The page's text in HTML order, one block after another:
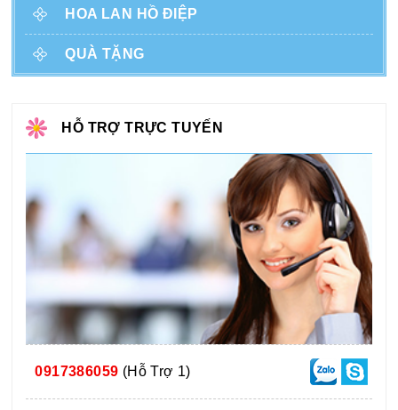
HOA LAN HỒ ĐIỆP
QUÀ TẶNG
HỖ TRỢ TRỰC TUYẾN
0917386059 (Hỗ Trợ 1)